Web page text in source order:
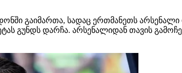
გაიმართა, სადაც ერთმანეთს
გუნდს დარჩა. არსენალიდან თავის